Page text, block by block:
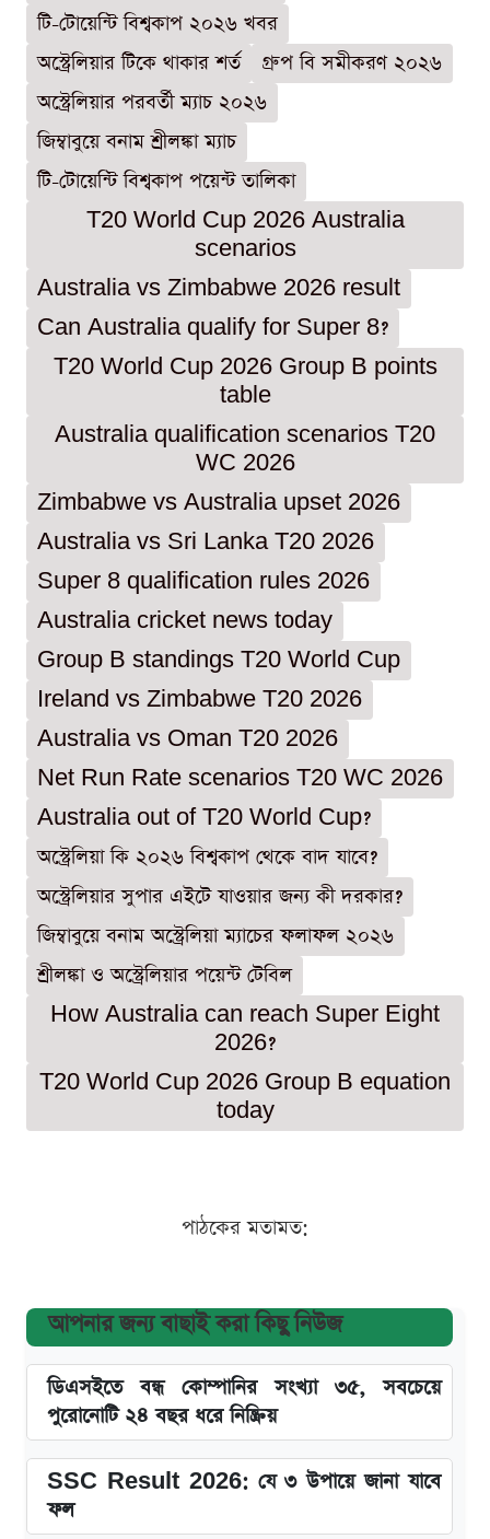
টি-টোয়েন্টি বিশ্বকাপ ২০২৬ খবর
অস্ট্রেলিয়ার টিকে থাকার শর্ত
গ্রুপ বি সমীকরণ ২০২৬
অস্ট্রেলিয়ার পরবর্তী ম্যাচ ২০২৬
জিম্বাবুয়ে বনাম শ্রীলঙ্কা ম্যাচ
টি-টোয়েন্টি বিশ্বকাপ পয়েন্ট তালিকা
T20 World Cup 2026 Australia
scenarios
Australia vs Zimbabwe 2026 result
Can Australia qualify for Super 8?
T20 World Cup 2026 Group B points
table
Australia qualification scenarios T20
WC 2026
Zimbabwe vs Australia upset 2026
Australia vs Sri Lanka T20 2026
Super 8 qualification rules 2026
Australia cricket news today
Group B standings T20 World Cup
Ireland vs Zimbabwe T20 2026
Australia vs Oman T20 2026
Net Run Rate scenarios T20 WC 2026
Australia out of T20 World Cup?
অস্ট্রেলিয়া কি ২০২৬ বিশ্বকাপ থেকে বাদ যাবে?
অস্ট্রেলিয়ার সুপার এইটে যাওয়ার জন্য কী দরকার?
জিম্বাবুয়ে বনাম অস্ট্রেলিয়া ম্যাচের ফলাফল ২০২৬
শ্রীলঙ্কা ও অস্ট্রেলিয়ার পয়েন্ট টেবিল
How Australia can reach Super Eight
2026?
T20 World Cup 2026 Group B equation
today
পাঠকের মতামত:
আপনার জন্য বাছাই করা কিছু নিউজ
ডিএসইতে বন্ধ কোম্পানির সংখ্যা ৩৫, সবচেয়ে
পুরোনোটি ২৪ বছর ধরে নিষ্ক্রিয়
SSC Result 2026: যে ৩ উপায়ে জানা যাবে
ফল